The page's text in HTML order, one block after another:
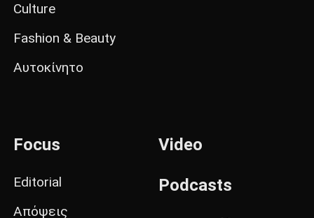
Culture
Fashion & Beauty
Αυτοκίνητο
Focus
Editorial
Απόψεις
Video
Podcasts